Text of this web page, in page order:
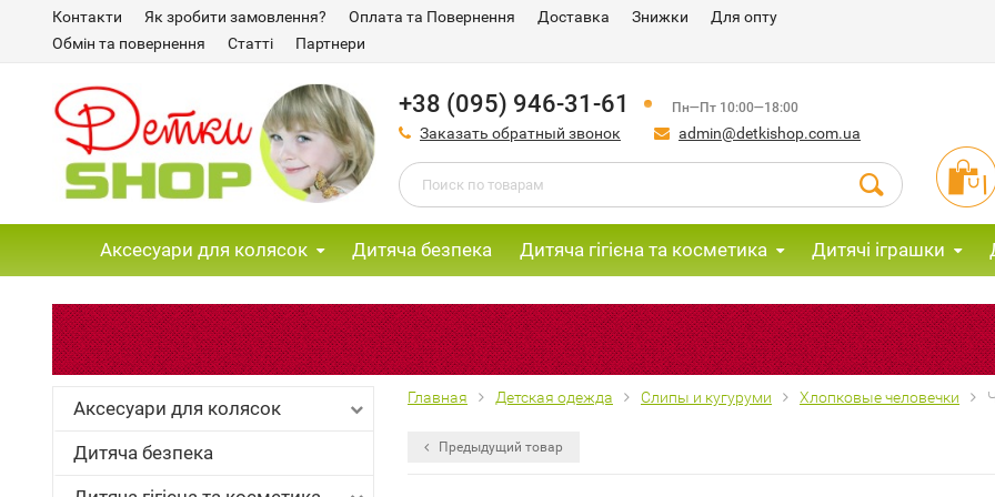
Контакти Як зробити замовлення? Оплата та Повернення Доставка Знижки
Для опту
Обмін та повернення
Статті Партнери
+38 (095) 946-31-61 Пн—Пт 10:00—18:00
Заказать обратный звонок admin@detkishop.com.ua
Аксесуари для колясок Дитяча безпека Дитяча гігієна та косметика Дитячі іграшки
Аксесуари для колясок
Дитяча безпека
Главная Детская одежда Слипы и кугуруми Хлопковые человечки
Предыдущий товар